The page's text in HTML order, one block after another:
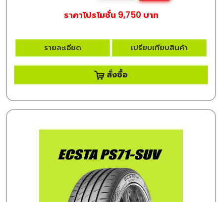
ราคาโปรโมชั่น 9,750 บาท
รายละเอียด เปรียบเทียบสินค้า
สั่งซื้อ